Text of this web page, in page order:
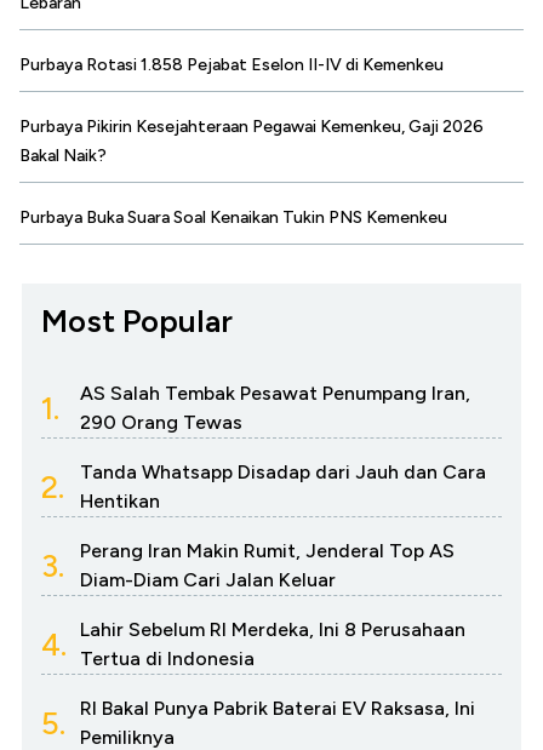
Purbaya Rotasi 1.858 Pejabat Eselon II-IV di Kemenkeu
Purbaya Pikirin Kesejahteraan Pegawai Kemenkeu, Gaji 2026
Bakal Naik?
Purbaya Buka Suara Soal Kenaikan Tukin PNS Kemenkeu
Most Popular
1.
AS Salah Tembak Pesawat Penumpang Iran,
290 Orang Tewas
2.
Tanda Whatsapp Disadap dari Jauh dan Cara
Hentikan
3.
Perang Iran Makin Rumit, Jenderal Top AS
Diam-Diam Cari Jalan Keluar
4.
Lahir Sebelum RI Merdeka, Ini 8 Perusahaan
Tertua di Indonesia
5.
RI Bakal Punya Pabrik Baterai EV Raksasa, Ini
Pemiliknya